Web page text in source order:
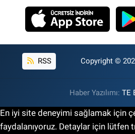
RSS Copyright ©
Haber Yazılımı: TE
En iyi site deneyimi sağlamak için
faydalanıyoruz. Detaylar için lütfen